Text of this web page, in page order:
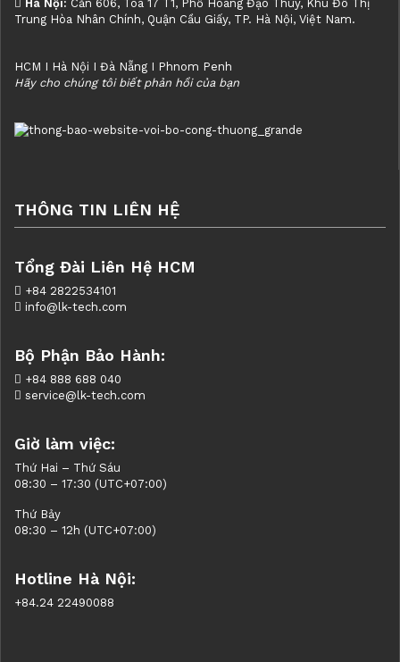
Hà Nội: Căn 606, Tòa 17 T1, Phố Hoàng Đạo Thúy, Khu Đô Thị
Trung Hòa Nhân Chính, Quận Cầu Giấy, TP. Hà Nội, Việt Nam.
HCM I Hà Nội I Đà Nẵng I Phnom Penh
Hãy cho chúng tôi biết phản hồi của bạn
THÔNG TIN LIÊN HỆ
Tổng Đài Liên Hệ HCM
+84 2822534101
info@lk-tech.com
Bộ Phận Bảo Hành:
+84 888 688 040
service@lk-tech.com
Giờ làm việc:
Thứ Hai – Thứ Sáu
08:30 – 17:30 (UTC+07:00)
Thứ Bảy
08:30 – 12h (UTC+07:00)
Hotline Hà Nội:
+84.24 22490088